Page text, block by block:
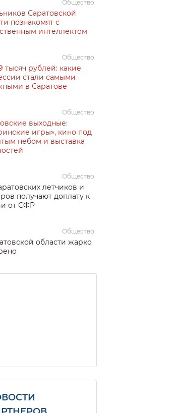
Общество
Саратовской
познакомят с
интеллектом
Общество
тысяч рублей: какие
стали самыми
в Саратове
Общество
выходные:
игры», кино под
небом и выставка
Общество
летчиков и
получают доплату к
от СФР
Общество
области жарко